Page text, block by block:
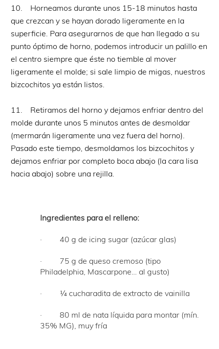
10. Horneamos durante unos 15-18 minutos hasta
que crezcan y se hayan dorado ligeramente en la
superficie. Para asegurarnos de que han llegado a su
punto óptimo de horno, podemos introducir un palillo en
el centro siempre que éste no tiemble al mover
ligeramente el molde; si sale limpio de migas, nuestros
bizcochitos ya están listos.
11. Retiramos del horno y dejamos enfriar dentro del
molde durante unos 5 minutos antes de desmoldar
(mermarán ligeramente una vez fuera del horno).
Pasado este tiempo, desmoldamos los bizcochitos y
dejamos enfriar por completo boca abajo (la cara lisa
hacia abajo) sobre una rejilla.
Ingredientes para el relleno:
· 40 g de icing sugar (azúcar glas)
· 75 g de queso cremoso (tipo
Philadelphia, Mascarpone… al gusto)
· ¼ cucharadita de extracto de vainilla
· 80 ml de nata líquida para montar (mín.
35% MG), muy fría